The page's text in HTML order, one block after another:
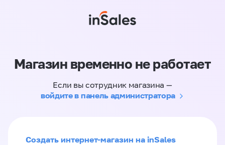
Магазин временно не работает
Если вы сотрудник магазина —
войдите в панель администратора
Создать интернет-магазин на inSales